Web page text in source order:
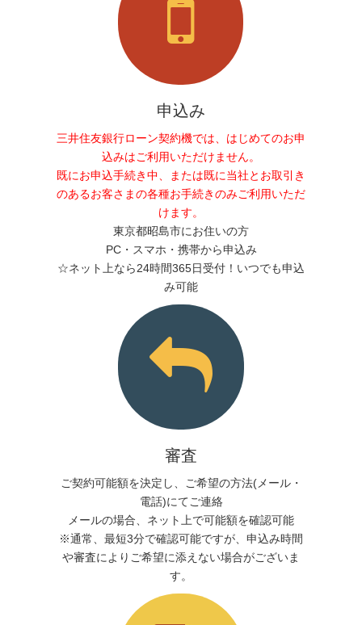
申込み
三井住友銀行ローン契約機では、はじめてのお申
込みはご利用いただけません。
既にお申込手続き中、または既に当社とお取引き
のあるお客さまの各種お手続きのみご利用いただ
けます。
東京都昭島市にお住いの方
PC・スマホ・携帯から申込み
☆ネット上なら24時間365日受付！いつでも申込
み可能
審査
ご契約可能額を決定し、ご希望の方法(メール・
電話)にてご連絡
メールの場合、ネット上で可能額を確認可能
※通常、最短3分で確認可能ですが、申込み時間
や審査によりご希望に添えない場合がございま
す。